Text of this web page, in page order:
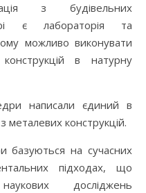
з будівельних
є лабораторія та
можливо виконувати
в натурну
написали єдиний в
металевих конструкцій.
базуються на сучасних
підходах, що
досліджень